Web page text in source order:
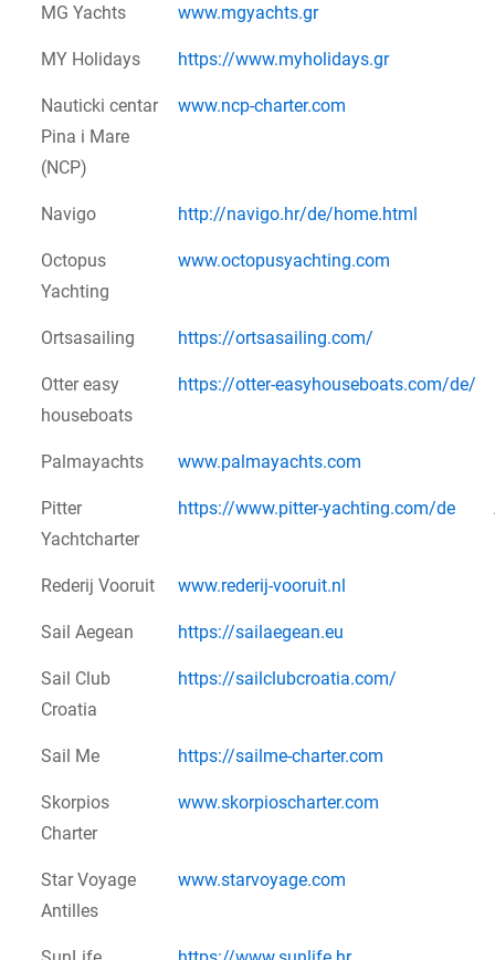
MG Yachts www.mgyachts.gr
MY Holidays https://www.myholidays.gr
Nauticki centar
Pina i Mare
(NCP)
www.ncp-charter.com
Navigo http://navigo.hr/de/home.html
Octopus
Yachting
www.octopusyachting.com
Ortsasailing https://ortsasailing.com/
Otter easy
houseboats
https://otter-easyhouseboats.com/de/
Palmayachts www.palmayachts.com
Pitter
Yachtcharter
https://www.pitter-yachting.com/de
Rederij Vooruit www.rederij-vooruit.nl
Sail Aegean https://sailaegean.eu
Sail Club
Croatia
https://sailclubcroatia.com/
Sail Me https://sailme-charter.com
Skorpios
Charter
www.skorpioscharter.com
Star Voyage
Antilles
www.starvoyage.com